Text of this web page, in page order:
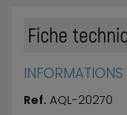
Fiche
INFORMATIONS
Ref. AQL-20270